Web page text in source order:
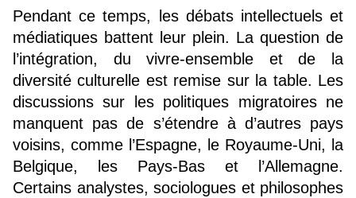
Pendant ce temps, les débats intellectuels et
médiatiques battent leur plein. La question de
l’intégration, du vivre-ensemble et de la
diversité culturelle est remise sur la table. Les
discussions sur les politiques migratoires ne
manquent pas de s’étendre à d’autres pays
voisins, comme l’Espagne, le Royaume-Uni, la
Belgique, les Pays-Bas et l’Allemagne.
Certains analystes, sociologues et philosophes